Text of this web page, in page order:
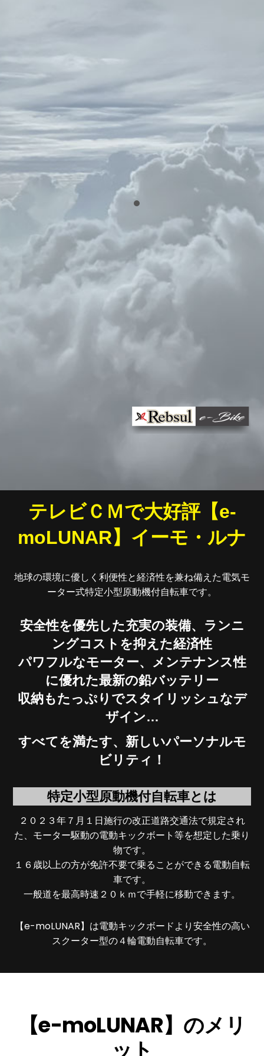
テレビＣＭで大好評【e-
moLUNAR】イーモ・ルナ
地球の環境に優しく利便性と経済性を兼ね備えた電気モ
ーター式特定小型原動機付自転車です。
安全性を優先した充実の装備、ランニ
ングコストを抑えた経済性
パワフルなモーター、メンテナンス性
に優れた最新の鉛バッテリー
収納もたっぷりでスタイリッシュなデ
ザイン…
すべてを満たす、新しいパーソナルモ
ビリティ！
特定小型原動機付自転車とは
２０２３年７月１日施行の改正道路交通法で規定され
た、モーター駆動の電動キックボート等を想定した乗り
物です。
１６歳以上の方が免許不要で乗ることができる電動自転
車です。
一般道を最高時速２０ｋｍで手軽に移動できます。
【e-moLUNAR】は電動キックボードより安全性の高い
スクーター型の４輪電動自転車です。
【e-moLUNAR】のメリ
ット